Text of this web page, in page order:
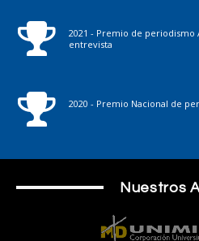
2021 - Premio de
entrevista
2020 - Premio Nacional de
Nuestros